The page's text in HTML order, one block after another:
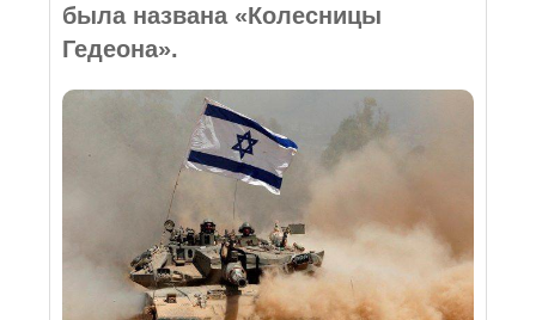
была названа «Колесницы
Гедеона».